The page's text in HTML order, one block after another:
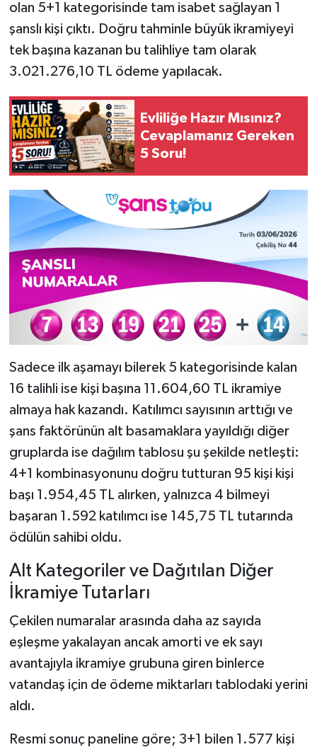
olan 5+1 kategorisinde tam isabet sağlayan 1
şanslı kişi çıktı. Doğru tahminle büyük ikramiyeyi
tek başına kazanan bu talihliye tam olarak
3.021.276,10 TL ödeme yapılacak.
Evliliğe Hazır Mısınız?
Cevaplamanız Gereken
5 Soru!
Sadece ilk aşamayı bilerek 5 kategorisinde kalan
16 talihli ise kişi başına 11.604,60 TL ikramiye
almaya hak kazandı. Katılımcı sayısının arttığı ve
şans faktörünün alt basamaklara yayıldığı diğer
gruplarda ise dağılım tablosu şu şekilde netleşti:
4+1 kombinasyonunu doğru tutturan 95 kişi kişi
başı 1.954,45 TL alırken, yalnızca 4 bilmeyi
başaran 1.592 katılımcı ise 145,75 TL tutarında
ödülün sahibi oldu.
Alt Kategoriler ve Dağıtılan Diğer
İkramiye Tutarları
Çekilen numaralar arasında daha az sayıda
eşleşme yakalayan ancak amorti ve ek sayı
avantajıyla ikramiye grubuna giren binlerce
vatandaş için de ödeme miktarları tablodaki yerini
aldı.
Resmi sonuç paneline göre; 3+1 bilen 1.577 kişi